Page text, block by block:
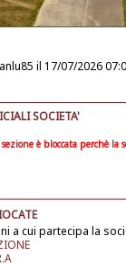
il 17/07/2026
SOCIETA'
è bloccata perchè
a cui partecipa la